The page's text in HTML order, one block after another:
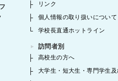
リンク
個人情報の取り扱いについて
学校長直通ホットライン
訪問者別
高校生の方へ
大学生・短大生・専門学生